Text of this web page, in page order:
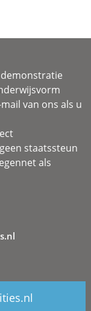
van ons als u
staatssteun
als